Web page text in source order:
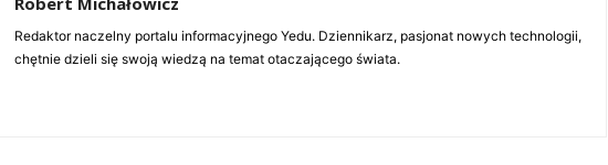
Redaktor naczelny portalu informacyjnego Yedu. Dziennikarz, pasjonat nowych technologii,
chętnie dzieli się swoją wiedzą na temat otaczającego świata.